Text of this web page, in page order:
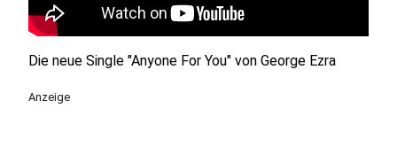
Die neue Single "Anyone For You" von George Ezra
Anzeige